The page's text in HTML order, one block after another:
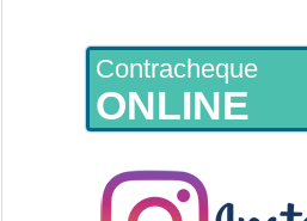
Contracheque
ONLINE